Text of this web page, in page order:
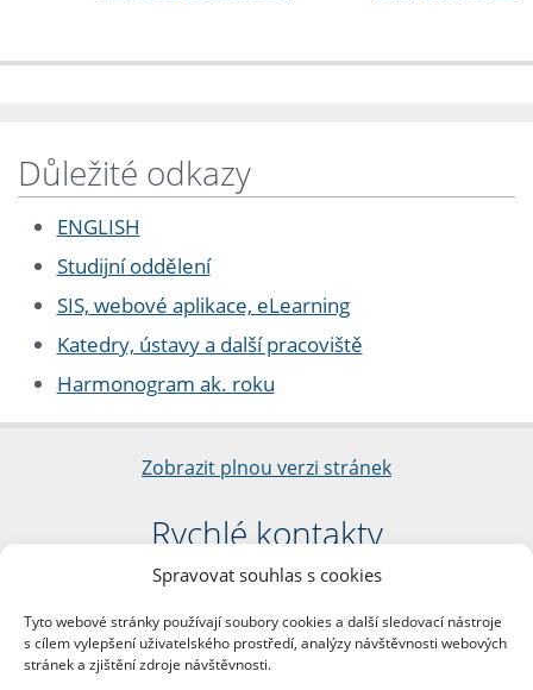
Spravovat souhlas s cookies
Tyto webové stránky používají soubory cookies a další sledovací nástroje
s cílem vylepšení uživatelského prostředí, analýzy návštěvnosti webových
stránek a zjištění zdroje návštěvnosti.
Důležité odkazy
ENGLISH
Studijní oddělení
SIS, webové aplikace, eLearning
Katedry, ústavy a další pracoviště
Harmonogram ak. roku
Zobrazit plnou verzi stránek
Rychlé kontakty
Filozofická fakulta
nám. Jana Palacha 1/2
116 38 Praha 1